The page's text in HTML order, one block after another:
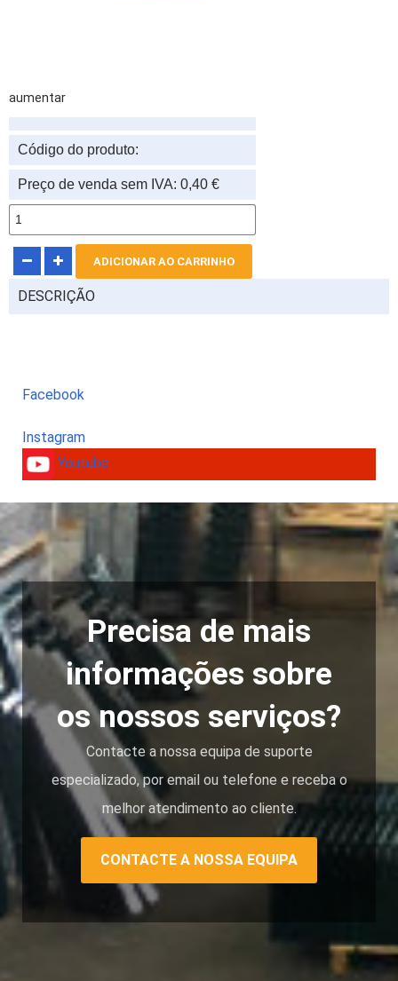
aumentar
Código do produto:
Preço de venda sem IVA: 0,40 €
DESCRIÇÃO
Facebook
Instagram
Youtube
Precisa de mais
informações sobre
os nossos serviços?
Contacte a nossa equipa de suporte
especializado, por email ou telefone e receba o
melhor atendimento ao cliente.
CONTACTE A NOSSA EQUIPA